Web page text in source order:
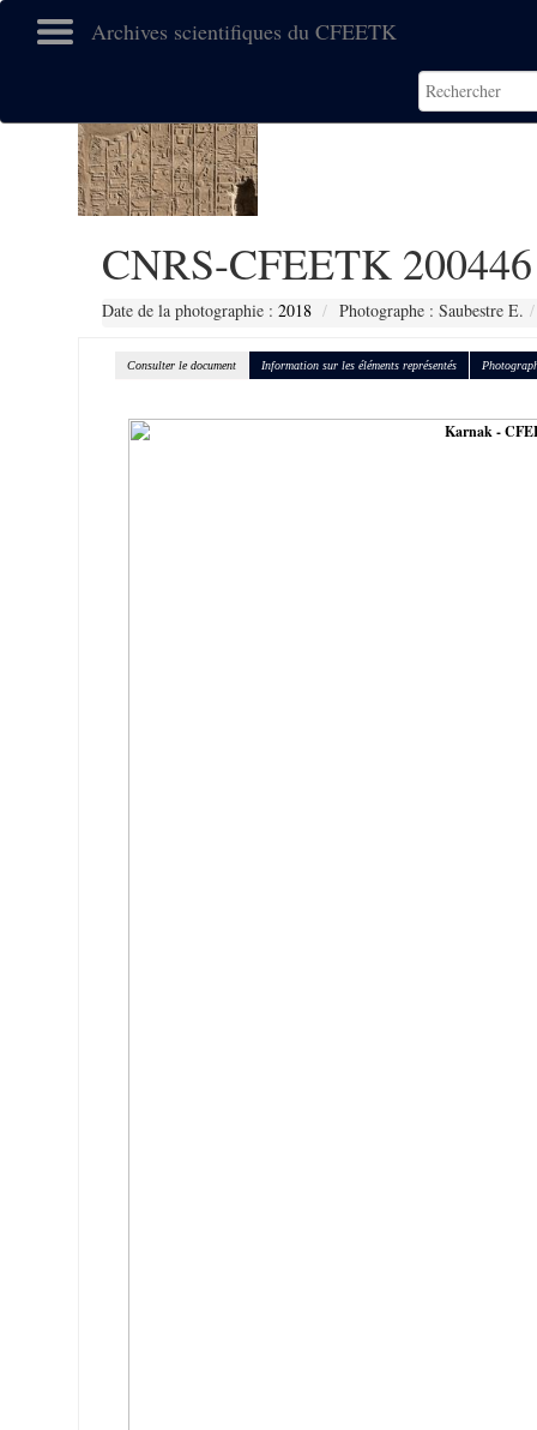
Archives scientifiques du CFEETK
CNRS-CFEETK 200446
Date de la photographie : 2018 Photographe : Saubestre E.
Consulter le document Information sur les éléments représentés